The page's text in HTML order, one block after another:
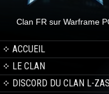
Clan FR sur Warframe
ACCUEIL
LE CLAN
DISCORD DU CLAN L-